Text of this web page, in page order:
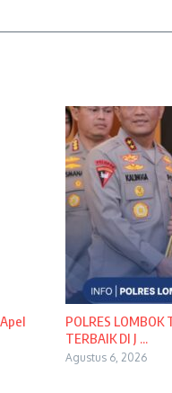
POLRES LOMBOK
TERBAIK DI J ...
Agustus 6, 2026